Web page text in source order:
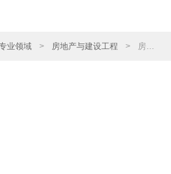
业领域 > 房地产与建设工程 > 房地产开发